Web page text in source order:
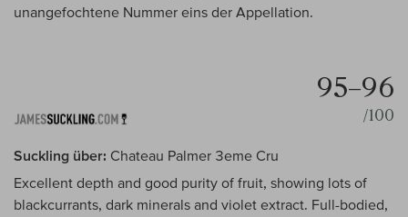
unangefochtene Nummer eins der Appellation.
95–96
/100
Suckling über: Chateau Palmer 3eme Cru
Excellent depth and good purity of fruit, showing lots of
blackcurrants, dark minerals and violet extract. Full-bodied,